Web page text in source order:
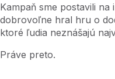
Kampaň sme postavili
dobrovoľne hral hru o
ktoré ľudia neznášajú
Práve preto.